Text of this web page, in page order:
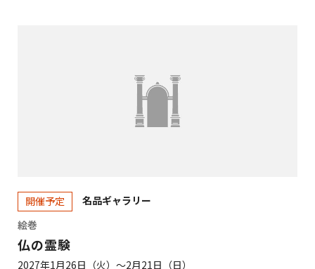
開催予定
名品ギャラリー
絵巻
仏の霊験
2027年1月26日（火）～2月21日（日）